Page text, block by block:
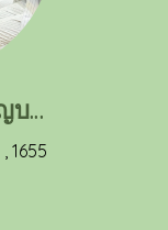
ภาพบรรยากาศทำบุญบริษัท ประจำปี 2023 วันพฤหัสบดีที่ 30 มีนาคม 2023 ณ บริษัท ลิฟ เพียว สำนักงานใหญ่
1655